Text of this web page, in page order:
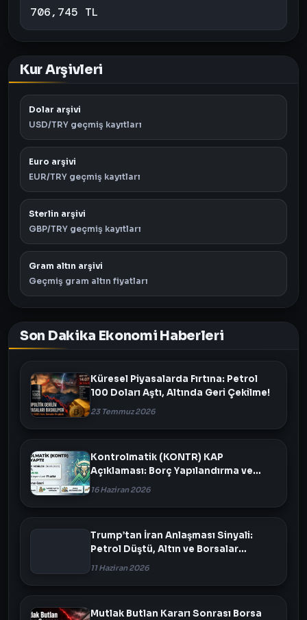
706,745 TL
Kur Arşivleri
Dolar arşivi
USD/TRY geçmiş kayıtları
Euro arşivi
EUR/TRY geçmiş kayıtları
Sterlin arşivi
GBP/TRY geçmiş kayıtları
Gram altın arşivi
Geçmiş gram altın fiyatları
Son Dakika Ekonomi Haberleri
Küresel Piyasalarda Fırtına: Petrol
100 Doları Aştı, Altında Geri Çekilme!
23 Temmuz 2026
Kontrolmatik (KONTR) KAP
Açıklaması: Borç Yapılandırma ve
Varlık Satışı Masada
16 Haziran 2026
Trump’tan İran Anlaşması Sinyali:
Petrol Düştü, Altın ve Borsalar
Yükseldi
11 Haziran 2026
Mutlak Butlan Kararı Sonrası Borsa